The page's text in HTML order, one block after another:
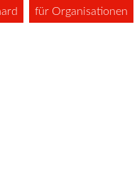
für Organisationen